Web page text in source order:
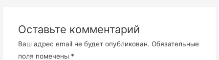
Оставьте комментарий
Ваш адрес email не будет опубликован. Обязательные
поля помечены *